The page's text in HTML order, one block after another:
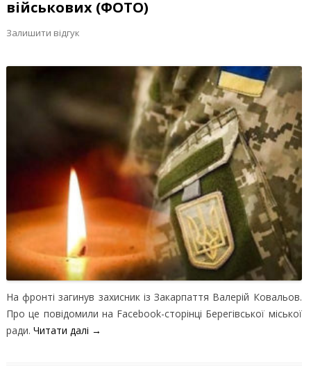
військових (ФОТО)
Залишити відгук
На фронті загинув захисник із Закарпаття Валерій Ковальов.
Про це повідомили на Facebook-сторінці Берегівської міської
ради. Читати далі →